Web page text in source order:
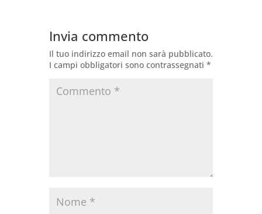
Invia commento
Il tuo indirizzo email non sarà pubblicato.
I campi obbligatori sono contrassegnati *